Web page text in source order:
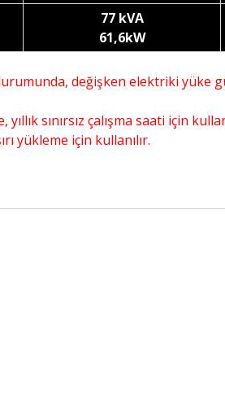
77 kVA
61,6kW
değişken elektriki yüke
sınırsız çalışma saati için
yükleme için kullanılır.